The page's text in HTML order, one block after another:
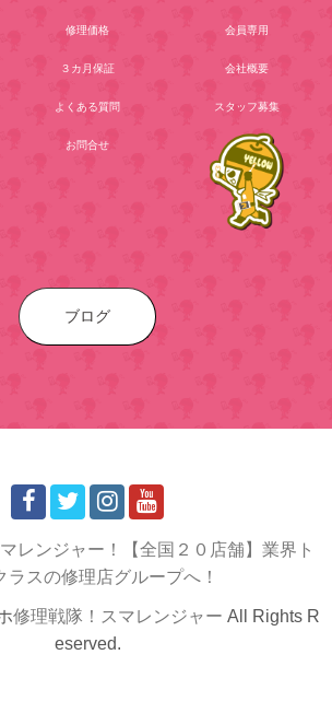
修理価格
３カ月保証
よくある質問
お問合せ
会員専用
会社概要
スタッフ募集
ブログ
レンジャー！【全国２０店舗】業界ト
ラスの修理店グループへ！
修理戦隊！スマレンジャー All Rights R
eserved.